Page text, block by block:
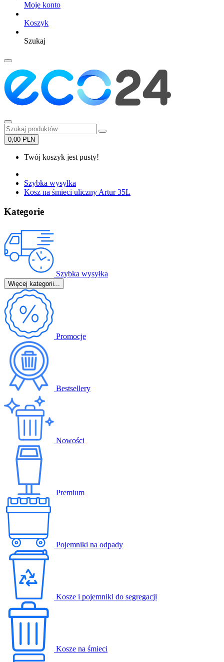
Moje konto
Koszyk
Szukaj
0,00 PLN
Twój koszyk jest pusty!
Szybka wysyłka
Kosz na śmieci uliczny Artur 35L
Kategorie
Szybka wysyłka
Więcej kategorii...
Promocje
Bestsellery
Nowości
Premium
Pojemniki na odpady
Kosze i pojemniki do segregacji
Kosze na śmieci